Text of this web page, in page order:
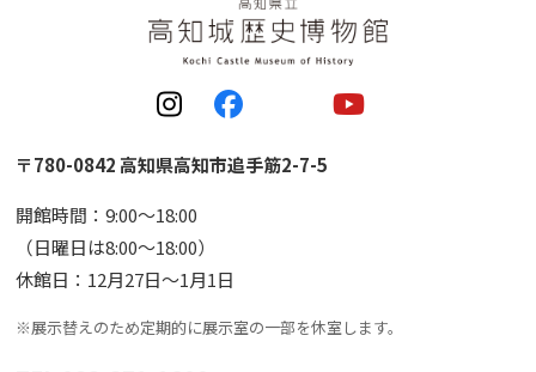
〒780-0842 高知県高知市追手筋2-7-5
開館時間：9:00〜18:00
（日曜日は8:00〜18:00）
休館日：12月27日〜1月1日
※展示替えのため定期的に展示室の一部を休室します。